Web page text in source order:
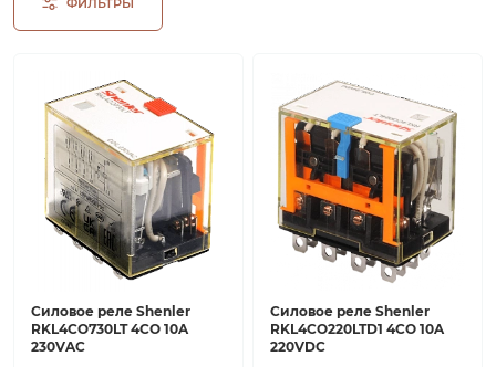
ФИЛЬТРЫ
Силовое реле Shenler
RKL4CO730LT 4CO 10A
230VAC
Силовое реле Shenler
RKL4CO220LTD1 4CO 10A
220VDC